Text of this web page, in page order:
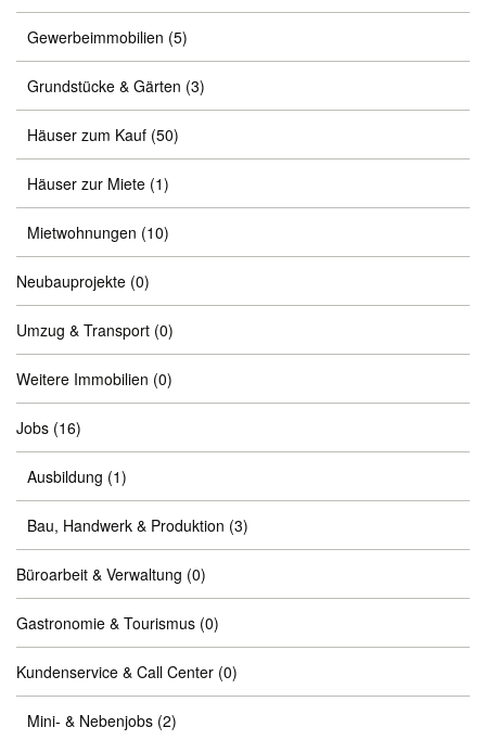
Gewerbeimmobilien (5)
Grundstücke & Gärten (3)
Häuser zum Kauf (50)
Häuser zur Miete (1)
Mietwohnungen (10)
Neubauprojekte (0)
Umzug & Transport (0)
Weitere Immobilien (0)
Jobs (16)
Ausbildung (1)
Bau, Handwerk & Produktion (3)
Büroarbeit & Verwaltung (0)
Gastronomie & Tourismus (0)
Kundenservice & Call Center (0)
Mini- & Nebenjobs (2)